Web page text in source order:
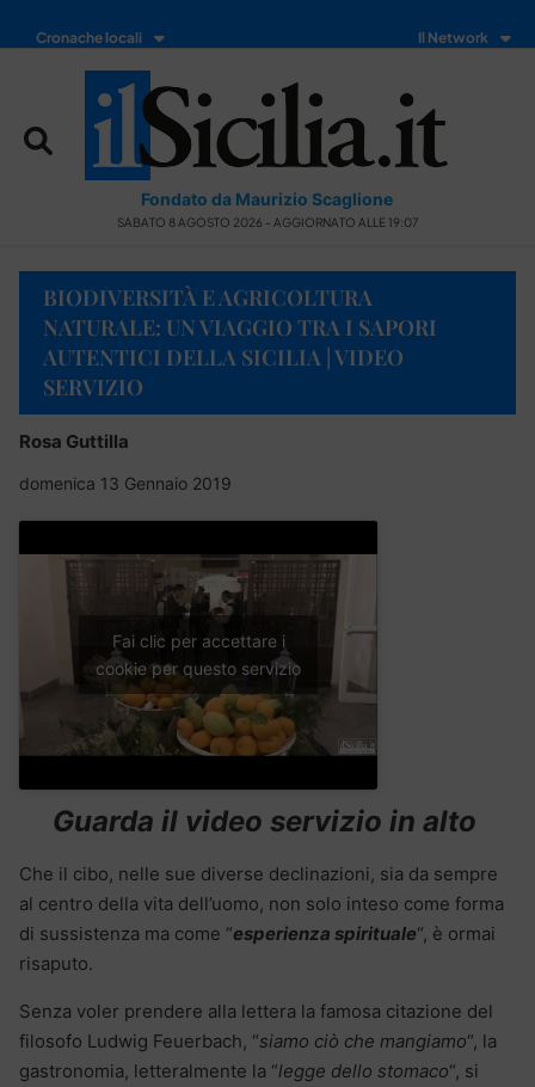
Cronache locali Il Network
Fondato da Maurizio Scaglione
SABATO 8 AGOSTO 2026 - AGGIORNATO ALLE 19:07
BIODIVERSITÀ E AGRICOLTURA
NATURALE: UN VIAGGIO TRA I SAPORI
AUTENTICI DELLA SICILIA | VIDEO
SERVIZIO
Rosa Guttilla
domenica 13 Gennaio 2019
Fai clic per accettare i
cookie per questo servizio
Guarda il video servizio in alto
Che il cibo, nelle sue diverse declinazioni, sia da sempre
al centro della vita dell’uomo, non solo inteso come forma
di sussistenza ma come “esperienza spirituale“, è ormai
risaputo.
Senza voler prendere alla lettera la famosa citazione del
filosofo Ludwig Feuerbach, “siamo ciò che mangiamo“, la
gastronomia, letteralmente la “legge dello stomaco“, si